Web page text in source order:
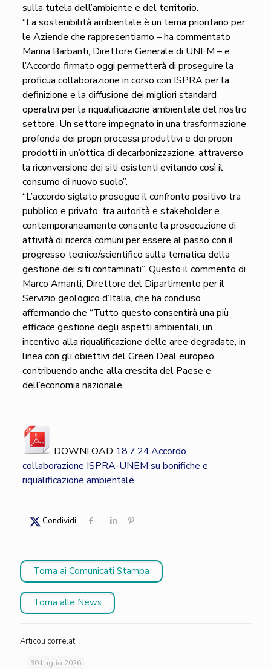
sulla tutela dell’ambiente e del territorio.
“La sostenibilità ambientale è un tema prioritario per
le Aziende che rappresentiamo – ha commentato
Marina Barbanti, Direttore Generale di UNEM – e
l’Accordo firmato oggi permetterà di proseguire la
proficua collaborazione in corso con ISPRA per la
definizione e la diffusione dei migliori standard
operativi per la riqualificazione ambientale del nostro
settore. Un settore impegnato in una trasformazione
profonda dei propri processi produttivi e dei propri
prodotti in un’ottica di decarbonizzazione, attraverso
la riconversione dei siti esistenti evitando così il
consumo di nuovo suolo”.
“L’accordo siglato prosegue il confronto positivo tra
pubblico e privato, tra autorità e stakeholder e
contemporaneamente consente la prosecuzione di
attività di ricerca comuni per essere al passo con il
progresso tecnico/scientifico sulla tematica della
gestione dei siti contaminati”. Questo il commento di
Marco Amanti, Direttore del Dipartimento per il
Servizio geologico d’Italia, che ha concluso
affermando che “Tutto questo consentirà una più
efficace gestione degli aspetti ambientali, un
incentivo alla riqualificazione delle aree degradate, in
linea con gli obiettivi del Green Deal europeo,
contribuendo anche alla crescita del Paese e
dell’economia nazionale”.
DOWNLOAD 18.7.24.Accordo
collaborazione ISPRA-UNEM su bonifiche e
riqualificazione ambientale
Condividi
Torna ai Comunicati Stampa
Torna alle News
Articoli correlati
30 Luglio 2026